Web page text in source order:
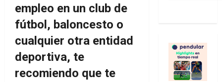
empleo en un club de
fútbol, baloncesto o
cualquier otra entidad
deportiva, te
recomiendo que te